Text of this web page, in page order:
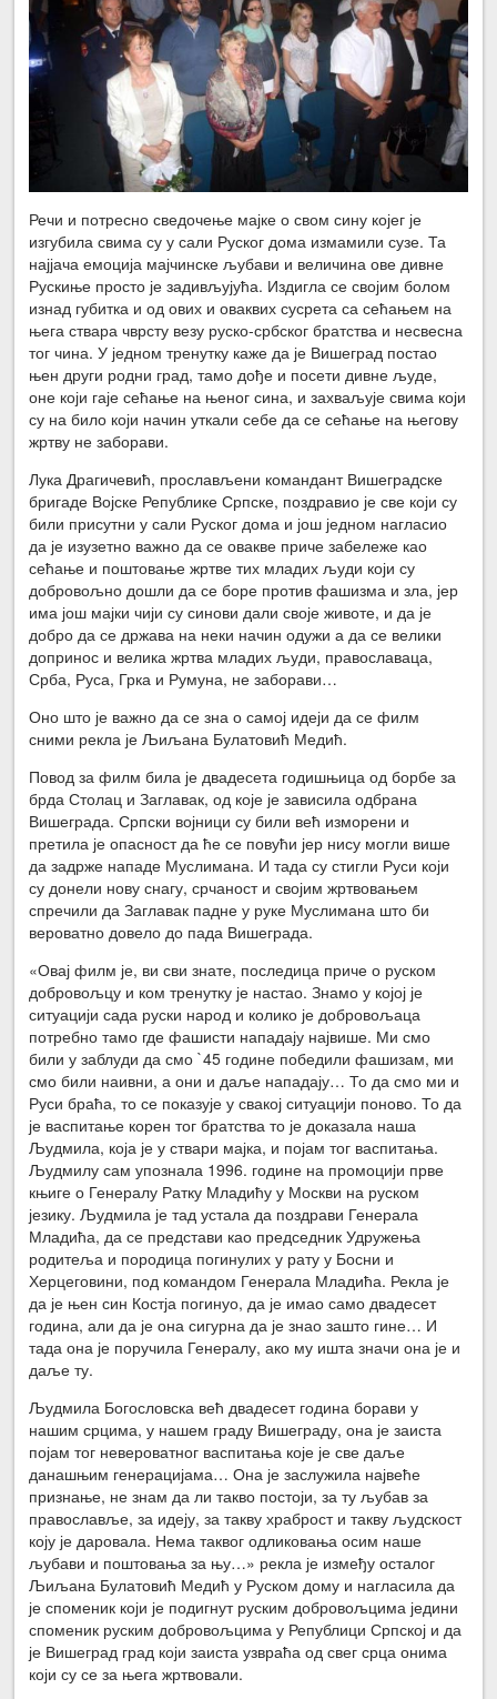
Речи и потресно сведочење мајке о свом сину којег је
изгубила свима су у сали Руског дома измамили сузе. Та
најјача емоција мајчинске љубави и величина ове дивне
Рускиње просто је задивљујућа. Издигла се својим болом
изнад губитка и од ових и оваквих сусрета са сећањем на
њега ствара чврсту везу руско-србског братства и несвесна
тог чина. У једном тренутку каже да је Вишеград постао
њен други родни град, тамо дође и посети дивне људе,
оне који гаје сећање на њеног сина, и захваљује свима који
су на било који начин уткали себе да се сећање на његову
жртву не заборави.
Лука Драгичевић, прослављени командант Вишеградске
бригаде Војске Републике Српске, поздравио је све који су
били присутни у сали Руског дома и још једном нагласио
да је изузетно важно да се овакве приче забележе као
сећање и поштовање жртве тих младих људи који су
добровољно дошли да се боре против фашизма и зла, јер
има још мајки чији су синови дали своје животе, и да је
добро да се држава на неки начин одужи а да се велики
допринос и велика жртва младих људи, православаца,
Срба, Руса, Грка и Румуна, не заборави…
Оно што је важно да се зна о самој идеји да се филм
сними рекла је Љиљана Булатовић Медић.
Повод за филм била је двадесета годишњица од борбе за
брда Столац и Заглавак, од које је зависила одбрана
Вишеграда. Српски војници су били већ изморени и
претила је опасност да ће се повући јер нису могли више
да задрже нападе Муслимана. И тада су стигли Руси који
су донели нову снагу, срчаност и својим жртвовањем
спречили да Заглавак падне у руке Муслимана што би
вероватно довело до пада Вишеграда.
«Овај филм је, ви сви знате, последица приче о руском
добровољцу и ком тренутку је настао. Знамо у којој је
ситуацији сада руски народ и колико је добровољаца
потребно тамо где фашисти нападају највише. Ми смо
били у заблуди да смо `45 године победили фашизам, ми
смо били наивни, а они и даље нападају… То да смо ми и
Руси браћа, то се показује у свакој ситуацији поново. То да
је васпитање корен тог братства то је доказала наша
Људмила, која је у ствари мајка, и појам тог васпитања.
Људмилу сам упознала 1996. године на промоцији прве
књиге о Генералу Ратку Младићу у Москви на руском
језику. Људмила је тад устала да поздрави Генерала
Младића, да се представи као председник Удружења
родитеља и породица погинулих у рату у Босни и
Херцеговини, под командом Генерала Младића. Рекла је
да је њен син Костја погинуо, да је имао само двадесет
година, али да је она сигурна да је знао зашто гине… И
тада она је поручила Генералу, ако му ишта значи она је и
даље ту.
Људмила Богословска већ двадесет година борави у
нашим срцима, у нашем граду Вишеграду, она је заиста
појам тог невероватног васпитања које је све даље
данашњим генерацијама… Она је заслужила највеће
признање, не знам да ли такво постоји, за ту љубав за
православље, за идеју, за такву храброст и такву људскост
коју је даровала. Нема таквог одликовања осим наше
љубави и поштовања за њу…» рекла је између осталог
Љиљана Булатовић Медић у Руском дому и нагласила да
је споменик који је подигнут руским добровољцима једини
споменик руским добровољцима у Републици Српској и да
је Вишеград град који заиста узвраћа од свег срца онима
који су се за њега жртвовали.